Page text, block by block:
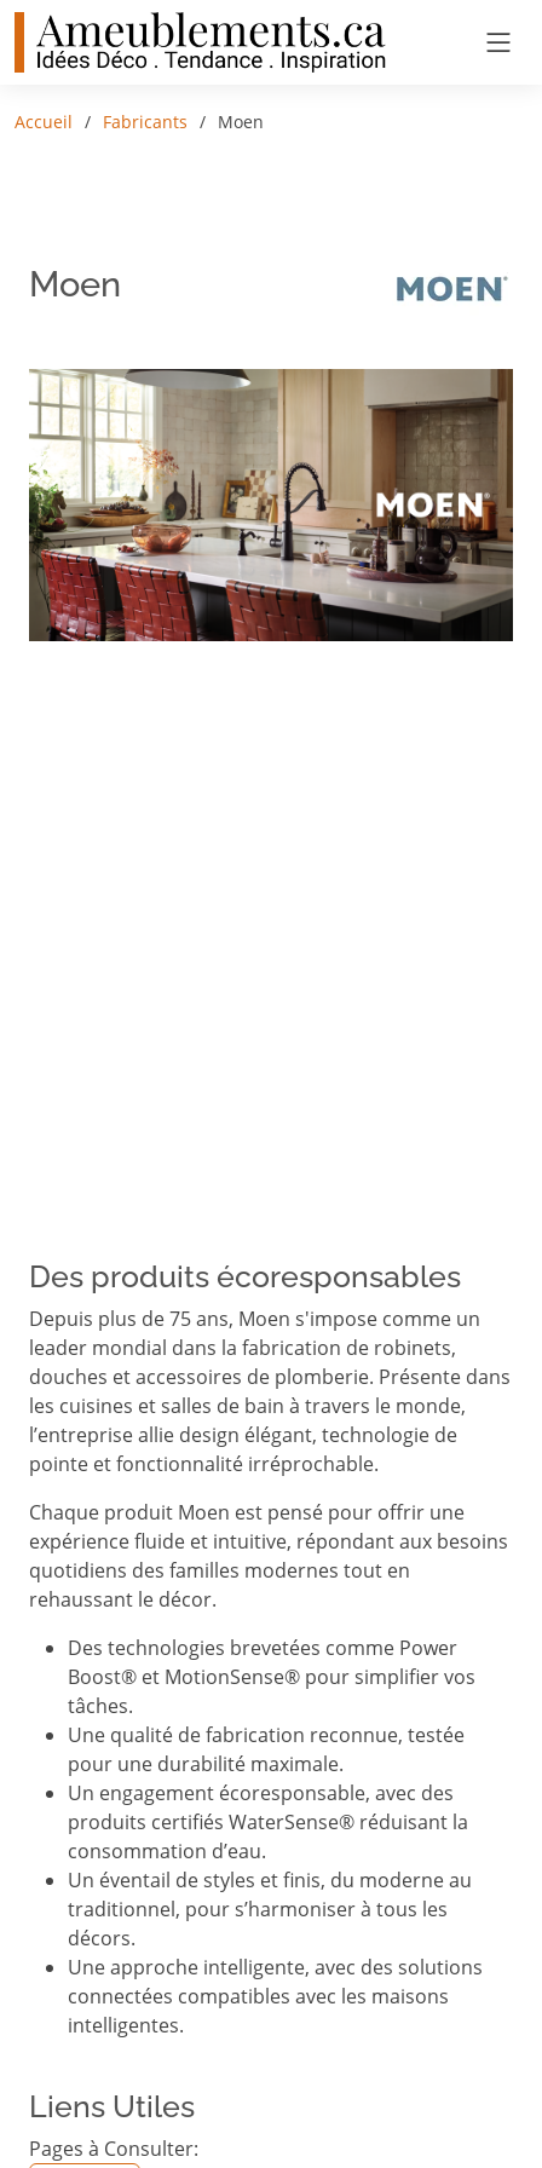
Accueil Fabricants Moen
Moen
Des produits écoresponsables
Depuis plus de 75 ans, Moen s'impose comme un
leader mondial dans la fabrication de robinets,
douches et accessoires de plomberie. Présente dans
les cuisines et salles de bain à travers le monde,
l’entreprise allie design élégant, technologie de
pointe et fonctionnalité irréprochable.
Chaque produit Moen est pensé pour offrir une
expérience fluide et intuitive, répondant aux besoins
quotidiens des familles modernes tout en
rehaussant le décor.
Des technologies brevetées comme Power
Boost® et MotionSense® pour simplifier vos
tâches.
Une qualité de fabrication reconnue, testée
pour une durabilité maximale.
Un engagement écoresponsable, avec des
produits certifiés WaterSense® réduisant la
consommation d’eau.
Un éventail de styles et finis, du moderne au
traditionnel, pour s’harmoniser à tous les
décors.
Une approche intelligente, avec des solutions
connectées compatibles avec les maisons
intelligentes.
Liens Utiles
Pages à Consulter: